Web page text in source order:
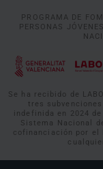
PROGRAMA DE
PERSONAS
Se ha recibido de
tres
indefinida en 2024
Sistema Nacional
cofinanciación por el